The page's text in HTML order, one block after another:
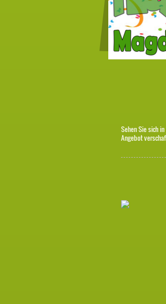
Sehen Sie sich
Angebot